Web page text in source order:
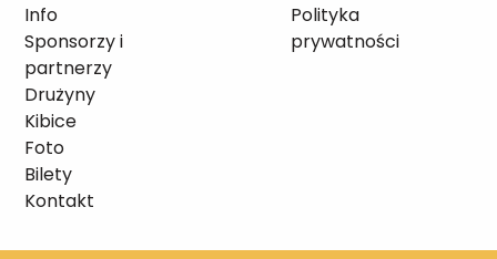
Info
Sponsorzy i
partnerzy
Drużyny
Kibice
Foto
Bilety
Kontakt
Polityka
prywatności